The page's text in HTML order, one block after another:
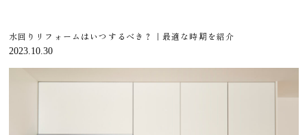
水回りリフォームはいつするべき？｜最適な時期を紹介
2023.10.30